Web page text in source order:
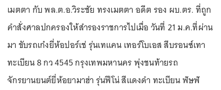
เมตตา กับ พล.ต.อ.วิระชัย ทรงเมตตา อดีต รอง ผบ.ตร. ที่ถูก
คำสั่งศาลปกครองให้สำรองราชการไปเมื่อ วันที่ 21 ม.ค.ที่ผ่าน
มา ขับรถเก๋งยี่ห้อปอร์เช่ รุ่นเทแคน เทอร์โบเอส สีบรอนซ์เทา
ทะเบียน 8 กว 4545 กรุงเทพมหานคร พุ่งชนท้ายรถ
จักรยานยนต์ยี่ห้อยามาฮ่า รุ่นฟีโน่ สีแดงดำ ทะเบียน ฬษฬ